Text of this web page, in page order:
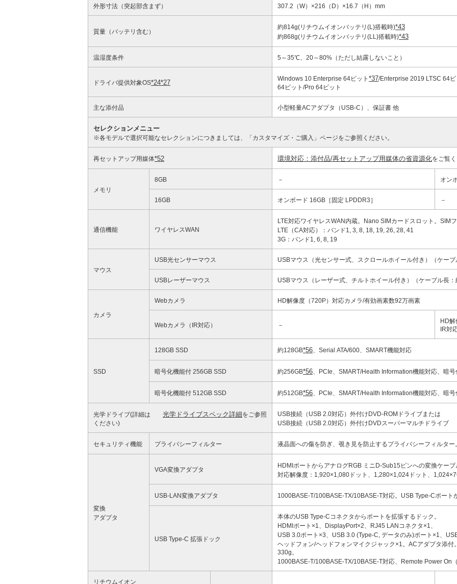
外形寸法（突起部含まず） 307.2（W）×216（D）×16.7（H）mm
質量（バッテリ含む）
約814g(リチウムイオンバッテリ(L)搭載時)*43
約868g(リチウムイオンバッテリ(LL)搭載時)*43
温湿度条件 5～35℃、20～80%（ただし結露しないこと）
ドライバ提供対象OS*24*27 Windows 10 Enterprise 64ビット *37/Enterprise 2019 LTSC 64ビ
64ビット/Pro 64ビット
主な添付品 小型軽量ACアダプタ（USB-C）、保証書 他
セレクションメニュー
※各モデルで選択可能なセレクションにつきましては、「カスタマイズ・ご購入」ページをご参照ください。
再セットアップ用媒体*52 環境対応：添付品/再セットアップ用媒体の省資源化をご覧く
メモリ
8GB － オン
16GB オンボード 16GB［固定 LPDDR3］ －
通信機能 ワイヤレスWAN
LTE対応ワイヤレスWAN内蔵。Nano SIMカードスロット。SIM
LTE（CA対応）：バンド1, 3, 8, 18, 19, 26, 28, 41
3G：バンド1, 6, 8, 19
マウス
USB光センサーマウス USBマウス（光センサー式、スクロールホイール付き）（ケーブ
USBレーザーマウス USBマウス（レーザー式、チルトホイール付き）（ケーブル長：
カメラ
Webカメラ HD解像度（720P）対応カメラ/有効画素数92万画素
Webカメラ（IR対応） －
HD
IR対
SSD
128GB SSD 約128GB*56、Serial ATA/600、SMART機能対応
暗号化機能付 256GB SSD 約256GB*56、PCIe、SMART/Health Information機能対応、暗号
暗号化機能付 512GB SSD 約512GB*56、PCIe、SMART/Health Information機能対応、暗号
光学ドライブ(詳細は 光学ドライブスペック詳細をご参照
ください)
USB接続（USB 2.0対応）外付けDVD-ROMドライブまたは
USB接続（USB 2.0対応）外付けDVDスーパーマルチドライブ
セキュリティ機能 プライバシーフィルター 液晶面への傷を防ぎ、覗き見を防止するプライバシーフィルター
変換
アダプタ
VGA変換アダプタ
HDMIポートからアナログRGB ミニD-Sub15ピンへの変換ケーブ
対応解像度：1,920×1,080ドット、1,280×1,024ドット、
USB-LAN変換アダプタ 1000BASE-T/100BASE-TX/10BASE-T対応。USB Type-Cポー
USB Type-C 拡張ドック
本体のUSB Type-Cコネクタからポートを拡張するドック。
HDMIポート×1、DisplayPort×2、RJ45 LANコネクタ×1、
USB 3.0ポート×3、USB 3.0 (Type-C, データのみ)ポート×1、
ヘッドフォン/ヘッドフォンマイクジャック×1。ACアダプタ添
330g。
1000BASE-T/100BASE-TX/10BASE-T対応、Remote Power On
リチウムイオン